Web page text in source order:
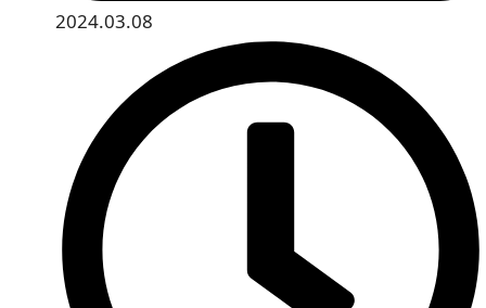
2024.03.08